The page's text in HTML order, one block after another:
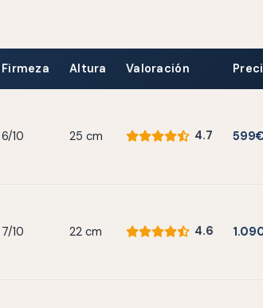
Firmeza Altura Valoración
6/10 25 cm 4.7 599€
7/10 22 cm 4.6